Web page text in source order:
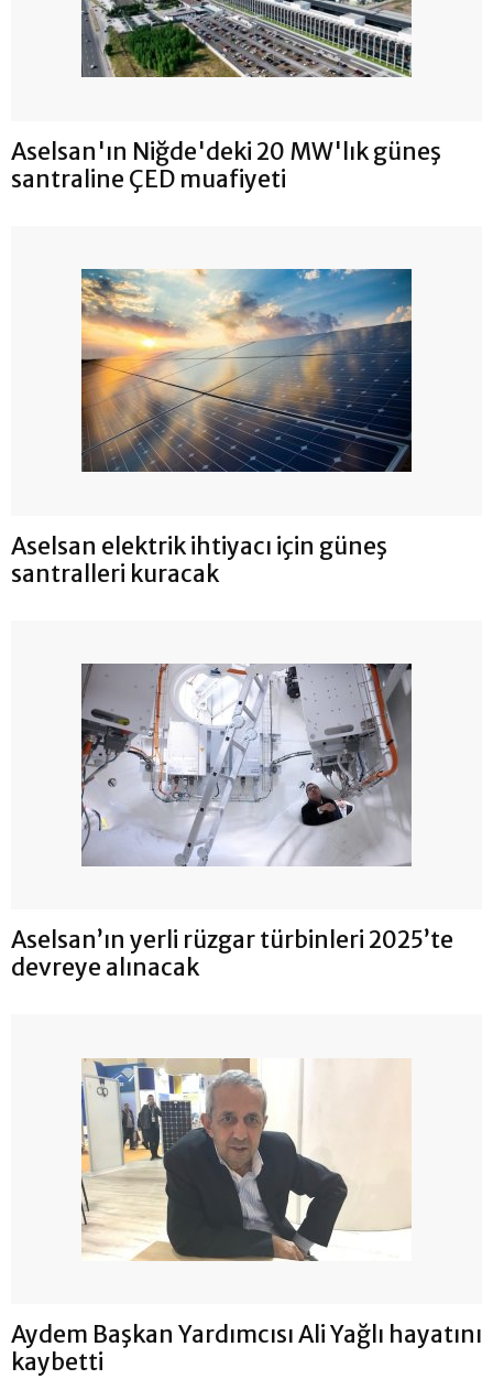
Aselsan'ın Niğde'deki 20 MW'lık güneş
santraline ÇED muafiyeti
Aselsan elektrik ihtiyacı için güneş
santralleri kuracak
Aselsan’ın yerli rüzgar türbinleri 2025’te
devreye alınacak
Aydem Başkan Yardımcısı Ali Yağlı hayatını
kaybetti